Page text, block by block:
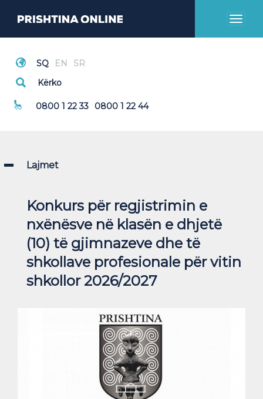
Toggle
Thirrje Emergjente
0800 1 22 33 0800 1 22 44
Lajmet
Konkurs për regjistrimin e
nxënësve në klasën e dhjetë
(10) të gjimnazeve dhe të
shkollave profesionale për vitin
shkollor 2026/2027